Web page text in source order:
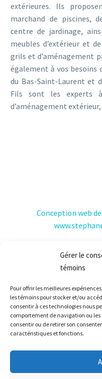
Gérer le
témoins
Pour offrir les meilleures
les témoins pour stocker et/ou
consentir à ces technologies nous
comportement de navigation ou les
consentir ou de retirer son
caractéristiques et fonctions.
extérieures. Ils
marchand de piscines,
centre de jardinage,
meubles d’extérieur et
grils et d’aménagement
également à vos besoins
du Bas-Saint-Laurent et
Fils sont les experts
d’aménagement
Conception web
Nous joindre Passion
Foyers | Napoléon